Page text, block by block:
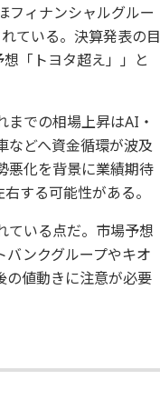
フィナンシャルグルー
ている。決算発表の目
「トヨタ超え」」と
での相場上昇はAI・
などへ資金循環が波及
悪化を背景に業績期待
する可能性がある。
ている点だ。市場予想
ンクグループやキオ
の値動きに注意が必要